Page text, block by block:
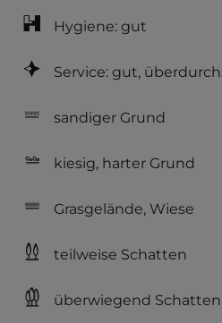
Hygiene: gut
Service: gut,
sandiger Grund
kiesig, harter Grund
Grasgelände, Wiese
teilweise Schatten
überwiegend Schatten